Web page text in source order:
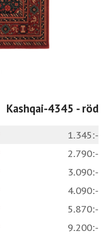
Kashqai-4345 - röd
1.345:-
2.790:-
3.090:-
4.090:-
5.870:-
9.200:-